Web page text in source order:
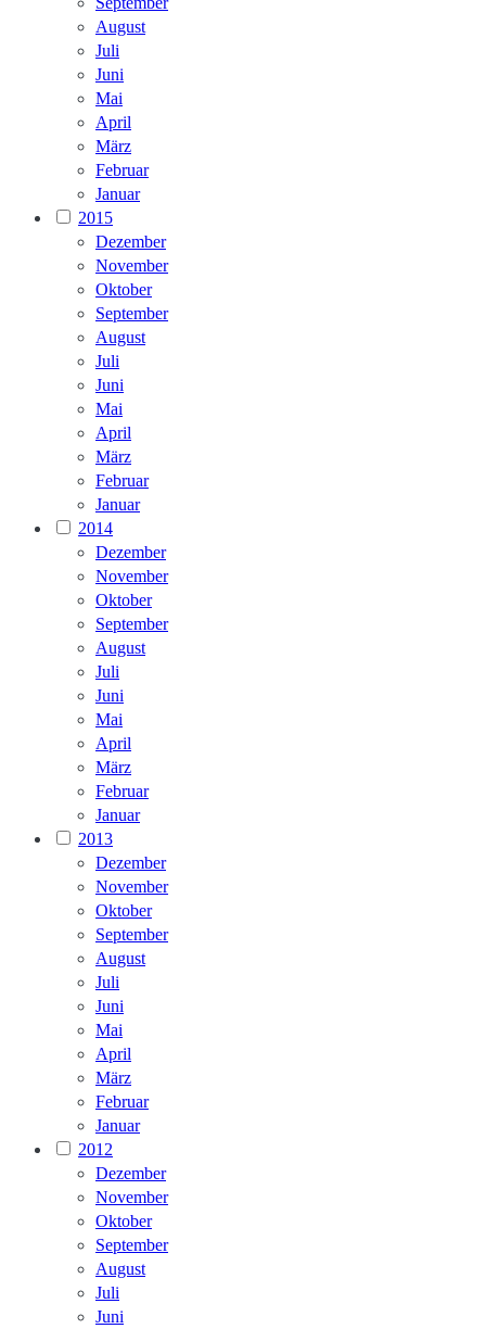
August
Juli
Juni
Mai
April
März
Februar
Januar
2015
Dezember
November
Oktober
September
August
Juli
Juni
Mai
April
März
Februar
Januar
2014
Dezember
November
Oktober
September
August
Juli
Juni
Mai
April
März
Februar
Januar
2013
Dezember
November
Oktober
September
August
Juli
Juni
Mai
April
März
Februar
Januar
2012
Dezember
November
Oktober
September
August
Juli
Juni